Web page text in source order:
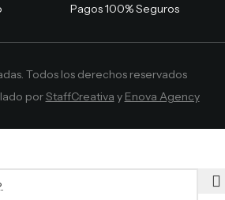
Pagos 100% Seguros
Todos los derechos reservados
porStaffCreativa y Enova Agency